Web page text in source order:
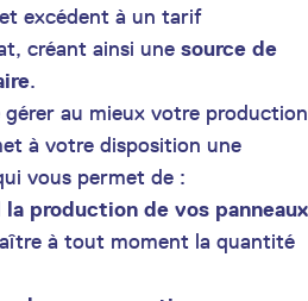
excédent à un tarif
créant ainsi une source de
.
au mieux votre production
à votre disposition une
vous permet de :
production de vos panneaux
à tout moment la quantité